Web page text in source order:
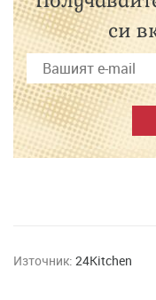
си
Източник: 24Kitchen